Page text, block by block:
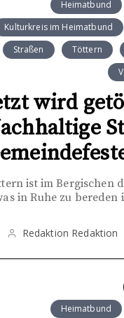
Heimatbund
Kulturkreis im Heimatbund
Straßen
Töttern
wird
ist im Bergischen
in Ruhe zu bereden
Redaktion Redaktion
Heimatbund